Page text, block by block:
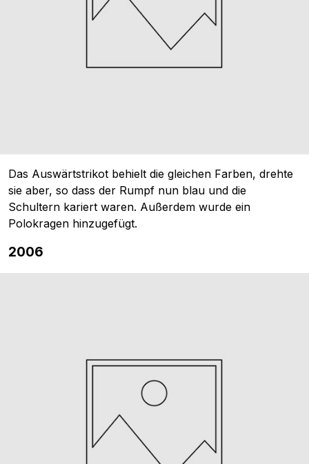
Das Auswärtstrikot behielt die gleichen Farben, drehte
sie aber, so dass der Rumpf nun blau und die
Schultern kariert waren. Außerdem wurde ein
Polokragen hinzugefügt.
2006